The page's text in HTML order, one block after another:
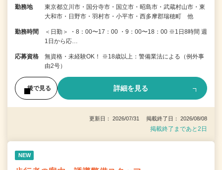
勤務地
東京都立川市・国分寺市・国立市・昭島市・武蔵村山市・東
大和市・日野市・羽村市・小平市・西多摩郡瑞穂町 他
勤務時間
＜日勤＞ ・8：00〜17：00 ・9：00〜18：00 ※1日8時間 週
1日から応…
応募資格
無資格・未経験OK！ ※18歳以上：警備業法による（例外事
由2号）
後で見る 詳細を見る
更新日： 2026/07/31 掲載終了日： 2026/08/08
掲載終了まであと2日
NEW